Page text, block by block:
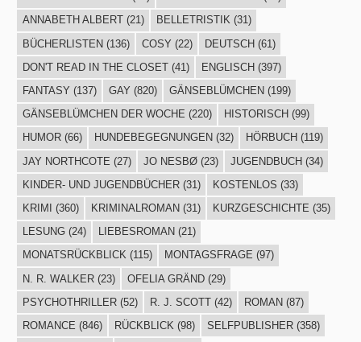
ANNABETH ALBERT(21) BELLETRISTIK(31)
BÜCHERLISTEN(136) COSY (22) DEUTSCH(61)
DON'T READ IN THE CLOSET(41) ENGLISCH (397)
FANTASY (137) GAY (820) GÄNSEBLÜMCHEN (199)
GÄNSEBLÜMCHEN DER WOCHE (220) HISTORISCH (99)
HUMOR(66) HUNDEBEGEGNUNGEN (32) HÖRBUCH (119)
JAY NORTHCOTE (27) JO NESBØ(23) JUGENDBUCH(34)
KINDER- UND JUGENDBÜCHER(31) KOSTENLOS (33)
KRIMI
(360) KRIMINALROMAN (31) KURZGESCHICHTE (35)
LESUNG(24) LIEBESROMAN (21)
MONATSRÜCKBLICK(115) MONTAGSFRAGE (97)
N. R. WALKER(23) OFELIA GRÄND(29)
PSYCHOTHRILLER(52) R. J. SCOTT(42) ROMAN(87)
ROMANCE (846) RÜCKBLICK (98) SELFPUBLISHER(358)